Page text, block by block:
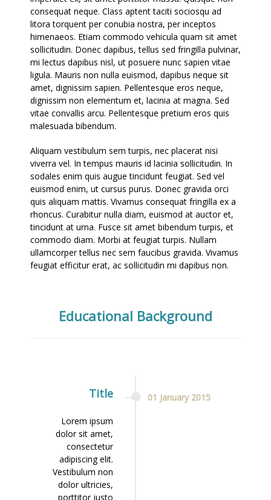
consequat neque. Class aptent taciti sociosqu ad
litora torquent per conubia nostra, per inceptos
himenaeos. Etiam commodo vehicula quam sit amet
sollicitudin. Donec dapibus, tellus sed fringilla pulvinar,
mi lectus dapibus nisl, ut posuere nunc sapien vitae
ligula. Mauris non nulla euismod, dapibus neque sit
amet, dignissim sapien. Pellentesque eros neque,
dignissim non elementum et, lacinia at magna. Sed
vitae convallis arcu. Pellentesque pretium eros quis
malesuada bibendum.
Aliquam vestibulum sem turpis, nec placerat nisi
viverra vel. In tempus mauris id lacinia sollicitudin. In
sodales enim quis augue tincidunt feugiat. Sed vel
euismod enim, ut cursus purus. Donec gravida orci
quis aliquam mattis. Vivamus consequat fringilla ex a
rhoncus. Curabitur nulla diam, euismod at auctor et,
tincidunt at urna. Fusce sit amet bibendum turpis, et
commodo diam. Morbi at feugiat turpis. Nullam
ullamcorper tellus nec sem faucibus gravida. Vivamus
feugiat efficitur erat, ac sollicitudin mi dapibus non.
Educational Background
01 January 2015
Title
Lorem ipsum
dolor sit amet,
consectetur
adipiscing elit.
Vestibulum non
dolor ultricies,
porttitor justo